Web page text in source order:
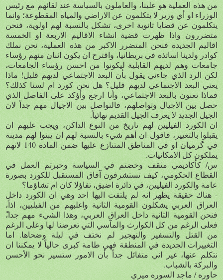
من هذه العملية هو علينا، والعاملون بالسياسة عند لقائهم مع رئيس
الوزراء او أي وزير لا يتكلمون عن الاراضي والمياه المقطوعة؛ وانما
يتكلمون عن قضايا ثانوية اخرى، تشكل بالنسبة لهم اولوية، فنحن
متضررون واذا ظهرت قضية انشاء الاقاليم الاربعة او الخمسة
اقاليم الجديدة فنحن المتضرر الاكبر من هذه العملية، نحن نملك
كوادر ولدينا اساتذة في بريطانيا، واقترح ان يكون اثنان منهم رؤساء
جامعات وهم لديهم القابلية ليكونوا من احسن رؤساء الجامعات،
لكن الرد الذي جاءني يقول بأن البعد الاجتماعي لديهم قليل! ماذا
يعني البعد الاجتماعي لديهم قليل؟ هل نحن كورد ام لسنا كذلك؟
فماذا تعنون بالبعد الاجتماعي، وأنا ارجع وأؤكد على الفاصل الذي
حصل بين الاجيال وتواصلهم، فالتواصل بين الاجيال مهم جداً لان
الجيل الجديد لا يعرف الجيل القديم نهائياً.
ان الكورد الفيليين لهم تاريخ من النوع الداكن، ويجب عليهم ان
يقبلوا بالتغيير، فاقول ان أهم شيء بالنسبة لهم ان يبنوا لهم مدينة
في گرميان او في المناطق المتنازع عليها ضمن المادة 140 لانهم
يملكون كل الامكانيات.
س/ كأكاديمي مثقف وخضتم في السياسة وخبرتم العمل في
القطاع الحكومي، كيف تستشرفون آفاق المستقبل للكورد بصورة
عامة والكورد الفيليين، في دائرة اضيق، تفاؤلا كان ام تشاؤما؟
- هناك حقيقة يظهر انه لم يلتفت اليها احد وهي ان الكورد داخل
العراق العربي يشكلون القومية الثانية واغلبهم من الفيليين، اذاً،
فنحن القومية الثانية داخل العراق العربي، وهذا الشيء مهم جدا،ً
فعلى الرغم من كل الكوارث والمآسي التي تعرضنا لها وعلى الرغم
من القتل والتسفير والتهجير لم نختف في ليلة وضحاها. اما
التغييرات الجديدة في المنطقة فهي طامة كبرى حالياً لا يمكننا ان
نتكلم عنها، غير اني متفائل جداً بأن الامور ستسير نحو الأحسن
والبركة بالشباب.
حاوره / ماجد السوره ميري